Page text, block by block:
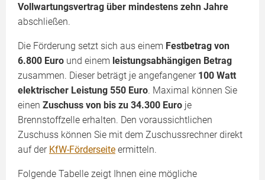
Vollwartungsvertrag über mindestens zehn Jahre
abschließen.
Die Förderung setzt sich aus einem Festbetrag von
6.800 Euro und einem leistungsabhängigen Betrag
zusammen. Dieser beträgt je angefangener 100 Watt
elektrischer Leistung 550 Euro. Maximal können Sie
einen Zuschuss von bis zu 34.300 Euro je
Brennstoffzelle erhalten. Den voraussichtlichen
Zuschuss können Sie mit dem Zuschussrechner direkt
auf der KfW-Förderseite ermitteln.
Folgende Tabelle zeigt Ihnen eine mögliche